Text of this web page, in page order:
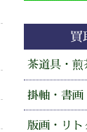
買
茶道具・
掛軸・書画
版画・リト